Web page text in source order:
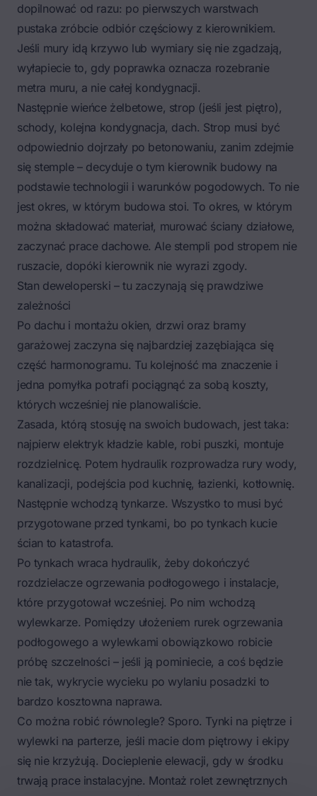
dopilnować od razu: po pierwszych warstwach
pustaka zróbcie odbiór częściowy z kierownikiem.
Jeśli mury idą krzywo lub wymiary się nie zgadzają,
wyłapiecie to, gdy poprawka oznacza rozebranie
metra muru, a nie całej kondygnacji.
Następnie wieńce żelbetowe, strop (jeśli jest piętro),
schody, kolejna kondygnacja, dach. Strop musi być
odpowiednio dojrzały po betonowaniu, zanim zdejmie
się stemple – decyduje o tym kierownik budowy na
podstawie technologii i warunków pogodowych. To nie
jest okres, w którym budowa stoi. To okres, w którym
można składować materiał, murować ściany działowe,
zaczynać prace dachowe. Ale stempli pod stropem nie
ruszacie, dopóki kierownik nie wyrazi zgody.
Stan deweloperski – tu zaczynają się prawdziwe
zależności
Po dachu i montażu okien, drzwi oraz bramy
garażowej zaczyna się najbardziej zazębiająca się
część harmonogramu. Tu kolejność ma znaczenie i
jedna pomyłka potrafi pociągnąć za sobą koszty,
których wcześniej nie planowaliście.
Zasada, którą stosuję na swoich budowach, jest taka:
najpierw elektryk kładzie kable, robi puszki, montuje
rozdzielnicę. Potem hydraulik rozprowadza rury wody,
kanalizacji, podejścia pod kuchnię, łazienki, kotłownię.
Następnie wchodzą tynkarze. Wszystko to musi być
przygotowane przed tynkami, bo po tynkach kucie
ścian to katastrofa.
Po tynkach wraca hydraulik, żeby dokończyć
rozdzielacze ogrzewania podłogowego i instalacje,
które przygotował wcześniej. Po nim wchodzą
wylewkarze. Pomiędzy ułożeniem rurek ogrzewania
podłogowego a wylewkami obowiązkowo robicie
próbę szczelności – jeśli ją pominiecie, a coś będzie
nie tak, wykrycie wycieku po wylaniu posadzki to
bardzo kosztowna naprawa.
Co można robić równolegle? Sporo. Tynki na piętrze i
wylewki na parterze, jeśli macie dom piętrowy i ekipy
się nie krzyżują. Docieplenie elewacji, gdy w środku
trwają prace instalacyjne. Montaż rolet zewnętrznych